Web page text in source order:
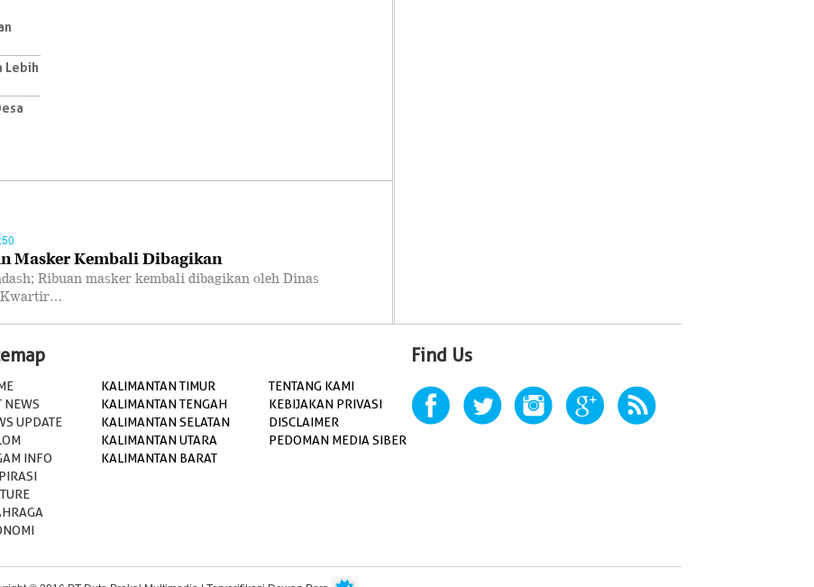
Lebih
Masker Kembali Dibagikan
Ribuan masker kembali dibagikan oleh Dinas
Kwartir…
NEWS
UPDATE
INFO
KALIMANTAN TIMUR
KALIMANTAN TENGAH
KALIMANTAN SELATAN
KALIMANTAN UTARA
KALIMANTAN BARAT
TENTANG KAMI
KEBIJAKAN PRIVASI
DISCLAIMER
PEDOMAN MEDIA SIBER
Find Us